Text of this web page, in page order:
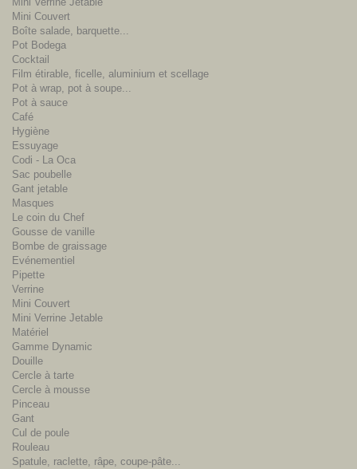
Mini Couvert
Boîte salade, barquette...
Pot Bodega
Cocktail
Film étirable, ficelle, aluminium et scellage
Pot à wrap, pot à soupe...
Pot à sauce
Café
Hygiène
Essuyage
Codi - La Oca
Sac poubelle
Gant jetable
Masques
Le coin du Chef
Gousse de vanille
Bombe de graissage
Evénementiel
Pipette
Verrine
Mini Couvert
Mini Verrine Jetable
Matériel
Gamme Dynamic
Douille
Cercle à tarte
Cercle à mousse
Pinceau
Gant
Cul de poule
Rouleau
Spatule, raclette, râpe, coupe-pâte...